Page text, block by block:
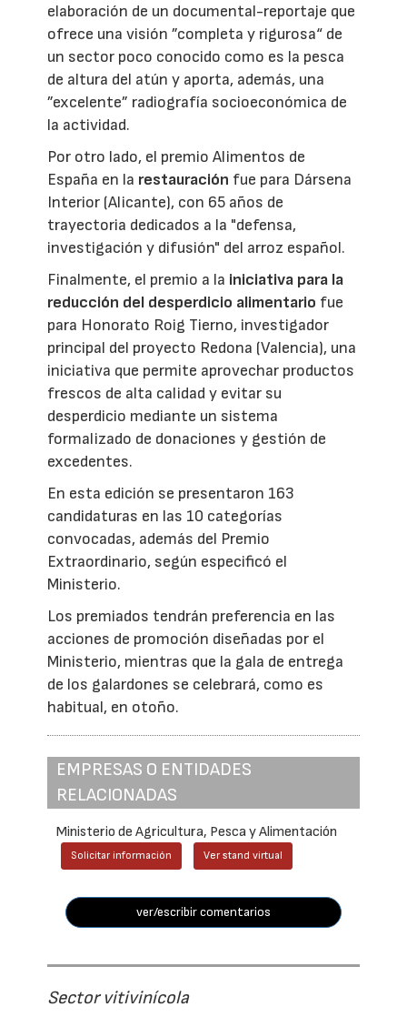
elaboración de un documental-reportaje que
ofrece una visión ”completa y rigurosa“ de
un sector poco conocido como es la pesca
de altura del atún y aporta, además, una
”excelente” radiografía socioeconómica de
la actividad.
Por otro lado, el premio Alimentos de
España en la restauración fue para Dársena
Interior (Alicante), con 65 años de
trayectoria dedicados a la "defensa,
investigación y difusión" del arroz español.
Finalmente, el premio a la iniciativa para la
reducción del desperdicio alimentario fue
para Honorato Roig Tierno, investigador
principal del proyecto Redona (Valencia), una
iniciativa que permite aprovechar productos
frescos de alta calidad y evitar su
desperdicio mediante un sistema
formalizado de donaciones y gestión de
excedentes.
En esta edición se presentaron 163
candidaturas en las 10 categorías
convocadas, además del Premio
Extraordinario, según especificó el
Ministerio.
Los premiados tendrán preferencia en las
acciones de promoción diseñadas por el
Ministerio, mientras que la gala de entrega
de los galardones se celebrará, como es
habitual, en otoño.
EMPRESAS O ENTIDADES
RELACIONADAS
Ministerio de Agricultura, Pesca y Alimentación
Solicitar información Ver stand virtual
ver/escribir comentarios
Sector vitivinícola